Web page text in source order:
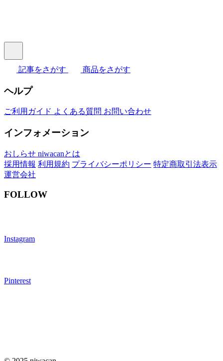
記事をさがす 商品をさがす
ヘルプ
ご利用ガイド よくある質問 お問い合わせ
インフォメーション
おしらせ niwacanとは
採用情報 利用規約 プライバシーポリシー 特定商取引法表示
運営会社
FOLLOW
Instagram
Pinterest